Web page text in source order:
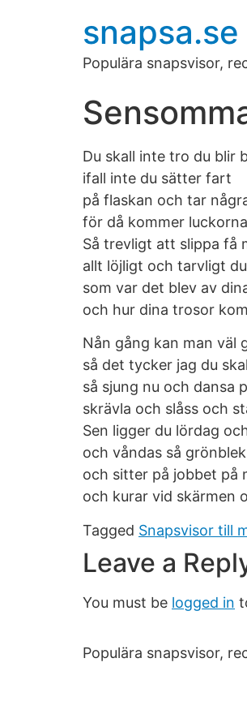
snapsa.se
Populära snapsvisor,
Du skall inte tro du blir
ifall inte du sätter fart
på flaskan och tar
för då kommer
Så trevligt att slippa få
allt löjligt och tarvligt
som var det blev av
och hur dina trosor
Nån gång kan man väl
så det tycker jag du
så sjung nu och dansa
skrävla och slåss och
Sen ligger du lördag
och våndas så
och sitter på jobbet på
och kurar vid skärmen
Tagged Snapsvisor till
Leave a
You must be logged in
Populära snapsvisor,